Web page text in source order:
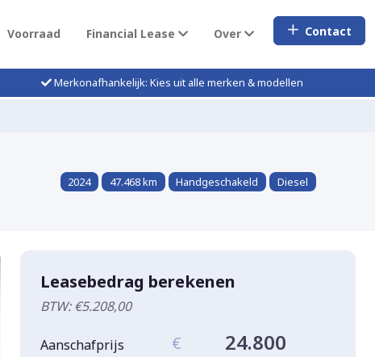
Voorraad Financial Lease Over Contact
Merkonafhankelijk: Kies uit alle merken & modellen
2024 47.468 km Handgeschakeld Diesel
Leasebedrag berekenen
BTW: €5.208,00
Aanschafprijs € 24.800